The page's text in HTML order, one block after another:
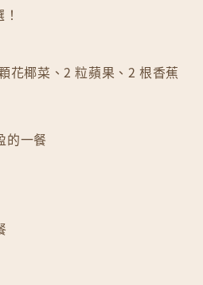
花椰菜、2 粒蘋果、2 根香蕉
的一餐